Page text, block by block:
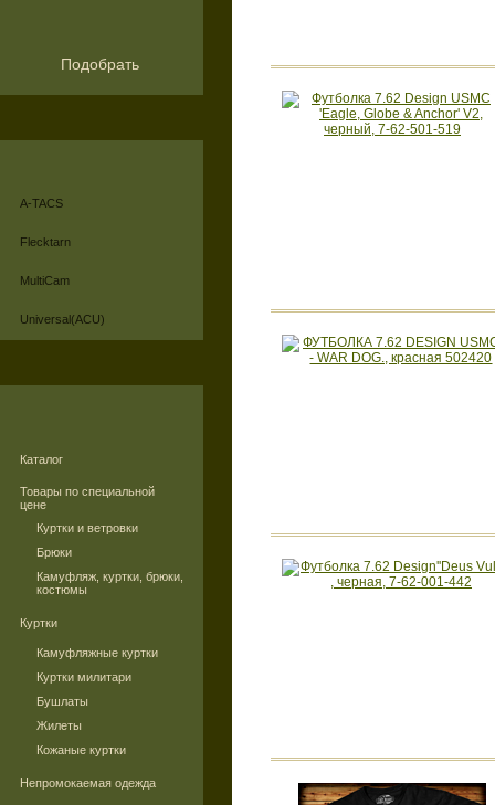
Подобрать
A-TACS
Flecktarn
MultiCam
Universal(ACU)
Каталог
Товары по специальной
цене
Куртки и ветровки
Брюки
Камуфляж, куртки, брюки,
костюмы
Куртки
Камуфляжные куртки
Куртки милитари
Бушлаты
Жилеты
Кожаные куртки
Непромокаемая одежда